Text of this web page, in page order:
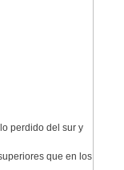
perdido del sur y
que en los